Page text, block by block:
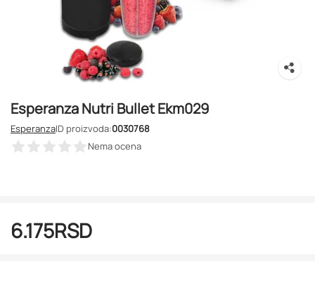
Esperanza Nutri Bullet Ekm029
EsperanzaID proizvoda:0030768
Nema ocena
6.175RSD